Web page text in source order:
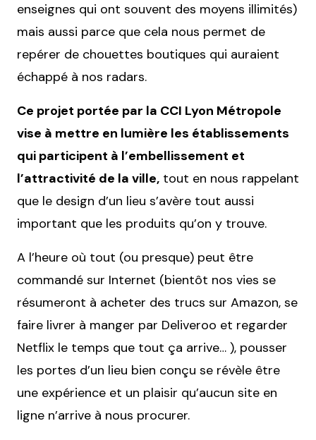
enseignes qui ont souvent des moyens illimités)
mais aussi parce que cela nous permet de
repérer de chouettes boutiques qui auraient
échappé à nos radars.
Ce projet portée par la CCI Lyon Métropole
vise à mettre en lumière les établissements
qui participent à l’embellissement et
l’attractivité de la ville, tout en nous rappelant
que le design d’un lieu s’avère tout aussi
important que les produits qu’on y trouve.
A l’heure où tout (ou presque) peut être
commandé sur Internet (bientôt nos vies se
résumeront à acheter des trucs sur Amazon, se
faire livrer à manger par Deliveroo et regarder
Netflix le temps que tout ça arrive… ), pousser
les portes d’un lieu bien conçu se révèle être
une expérience et un plaisir qu’aucun site en
ligne n’arrive à nous procurer.